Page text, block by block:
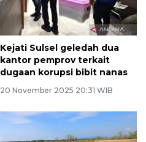
Kejati Sulsel geledah dua
kantor pemprov terkait
dugaan korupsi bibit nanas
20 November 2025 20:31 WIB